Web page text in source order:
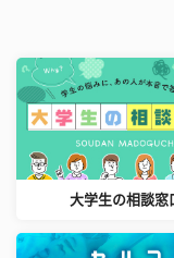
大学生の相談窓